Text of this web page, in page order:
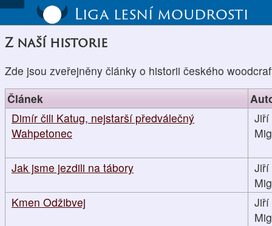
Liga lesní moudrosti
Z naší historie
Zde jsou zveřejněny články o historii českého
Článek
Dimír čili Katug, nejstarší předválečný
Wahpetonec
Jiří
Jak jsme jezdili na tábory
Jiří
Kmen Odžibvej
Jiří